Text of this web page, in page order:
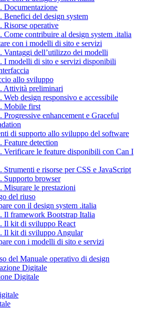
Documentazione
Benefici del design system
Risorse operative
Come contribuire al design system .italia
con i modelli di sito e servizi
Vantaggi dell’utilizzo dei modelli
I modelli di sito e servizi disponibili
allo sviluppo
Attività preliminari
Web design responsivo e accessibile
Mobile first
Progressive enhancement e Graceful
di supporto allo sviluppo del software
Feature detection
Verificare le feature disponibili con Can I
Strumenti e risorse per CSS e JavaScript
Supporto browser
Misurare le prestazioni
del riuso
con il design system .italia
Il framework Bootstrap Italia
Il kit di sviluppo React
Il kit di sviluppo Angular
con i modelli di sito e servizi
del Manuale operativo di design
Digitale